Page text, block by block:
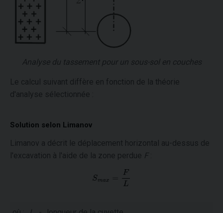
Analyse du tassement pour un sous-sol en couches
Le calcul suivant diffère en fonction de la théorie
d'analyse sélectionnée :
Solution selon Limanov
Limanov a décrit le déplacement horizontal au-dessus de
l'excavation à l'aide de la zone perdue F